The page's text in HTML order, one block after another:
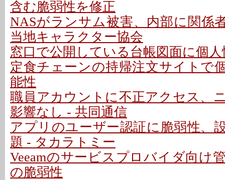
含む脆弱性を修正
NASがランサム被害、内部に関係
当地キャラクター協会
窓口で公開している台帳図面に個
定食チェーンの持帰注文サイトで
能性
職員アカウントに不正アクセス、
影響なし - 共同通信
アプリのユーザー認証に脆弱性、
題 - タカラトミー
Veeamのサービスプロバイダ向け
の脆弱性